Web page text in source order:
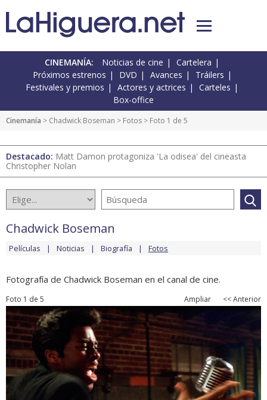
CINEMANÍA: Noticias de cine
Cartelera
Próximos estrenos
DVD Avances
Tráilers
Festivales y premios
Actores y actrices
Carteles
Box-office
Cinemanía > Chadwick Boseman > Fotos > Foto 1 de 5
Destacado: Matt Damon protagoniza 'La odisea' del cineasta
Christopher Nolan
Chadwick Boseman
Películas Noticias Biografía Fotos
Fotografía de Chadwick Boseman en el canal de cine.
Foto 1 de 5 Ampliar << Anterior